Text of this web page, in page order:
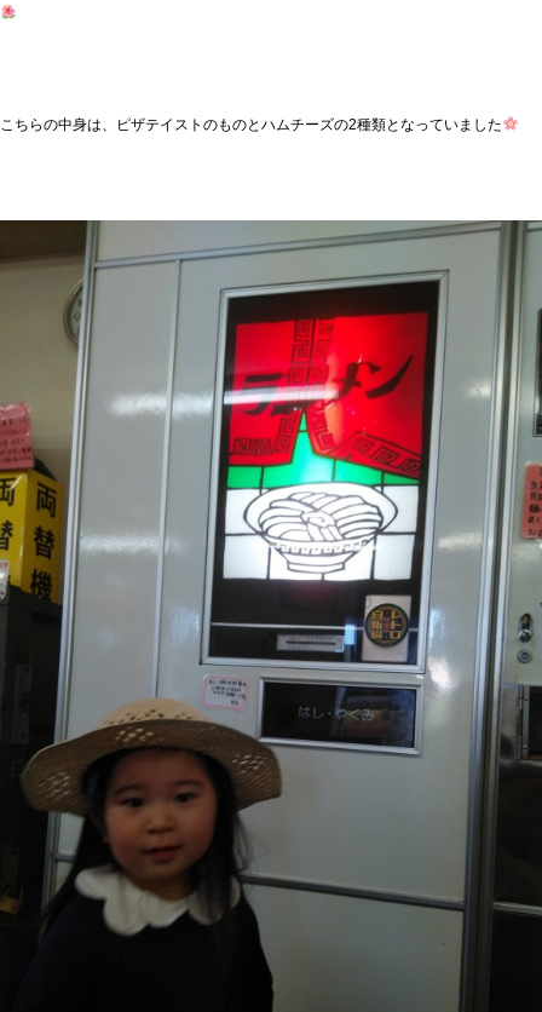
こちらの中身は、ピザテイストのものとハムチーズの2種類となっていました